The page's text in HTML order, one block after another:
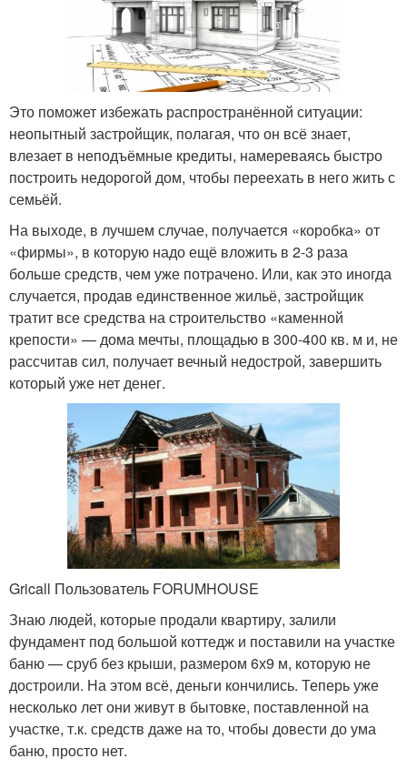
Это поможет избежать распространённой ситуации:
неопытный застройщик, полагая, что он всё знает,
влезает в неподъёмные кредиты, намереваясь быстро
построить недорогой дом, чтобы переехать в него жить с
семьёй.
На выходе, в лучшем случае, получается «коробка» от
«фирмы», в которую надо ещё вложить в 2-3 раза
больше средств, чем уже потрачено. Или, как это иногда
случается, продав единственное жильё, застройщик
тратит все средства на строительство «каменной
крепости» — дома мечты, площадью в 300-400 кв. м и, не
рассчитав сил, получает вечный недострой, завершить
который уже нет денег.
Gricall Пользователь FORUMHOUSE
Знаю людей, которые продали квартиру, залили
фундамент под большой коттедж и поставили на участке
баню — сруб без крыши, размером 6х9 м, которую не
достроили. На этом всё, деньги кончились. Теперь уже
несколько лет они живут в бытовке, поставленной на
участке, т.к. средств даже на то, чтобы довести до ума
баню, просто нет.